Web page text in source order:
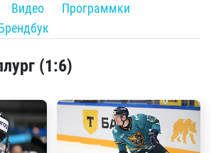
Видео
Программки
(1:6)